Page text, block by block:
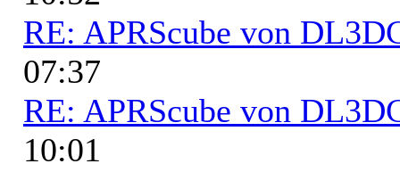
RE: APRScube von
07:37
RE: APRScube von
10:01